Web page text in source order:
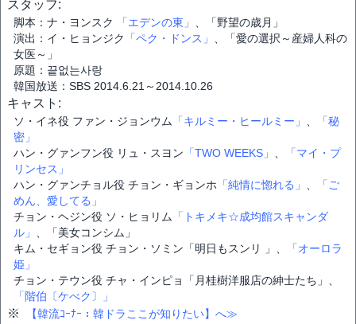
スタッフ:
脚本：ナ・ヨンスク 「エデンの東」
、「野望の歳月」
演出：イ・ヒョンジク
「ペク・ドンス」
、「愛の選択～産婦人科の
女医～」
原題：끝없는사랑
韓国放送：SBS 2014.6.21～2014.10.26
キャスト:
ソ・イネ役 ファン・ジョンウム 「キルミー・ヒールミー」
「秘
密」
ハン・グァンフン役 リュ・スヨン 「TWO WEEKS」
「マイ・プ
リンセス」
ハン・グァンチョル役 チョン・ギョンホ 「純情に惚れる」
「ご
めん、愛してる」
チョン・ヘジン役 ソ・ヒョリム
「トキメキ☆成均館スキャンダ
ル」
、「美女コンシム」
キム・セギョン役 チョン・ソミン「明日もスンリ 」、
「オーロラ
姫」
チョン・テウン役 チャ・インピョ「月桂樹洋服店の紳士たち」、
「階伯〔ケべク〕」
※ 【韓流ｺｰﾅｰ：韓ドラここが知りたい】へ≫